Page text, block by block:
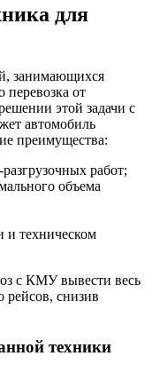
для
занимающихся
перевозка от
этой задачи с
автомобиль
преимущества:
работ;
объема
и техническом
с КМУ вывести весь
рейсов, снизив
техники